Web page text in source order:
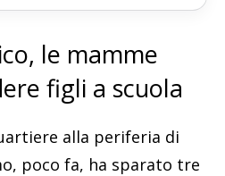
le mamme
figli a scuola
alla periferia di
poco fa, ha sparato tre